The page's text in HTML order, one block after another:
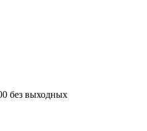
без выходных